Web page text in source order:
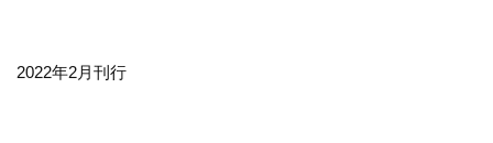
2022年2月刊行